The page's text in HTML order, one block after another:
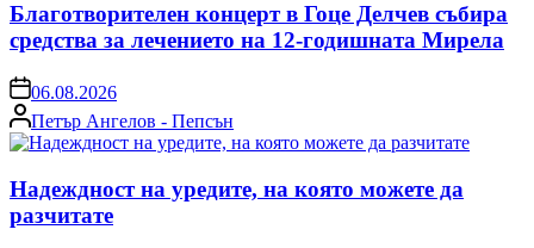
Благотворителен концерт в Гоце Делчев събира
средства за лечението на 12-годишната Мирела
on06.08.2026
Posted
by
Петър Ангелов - Пепсън
Надеждност на уредите, на която можете да
разчитате